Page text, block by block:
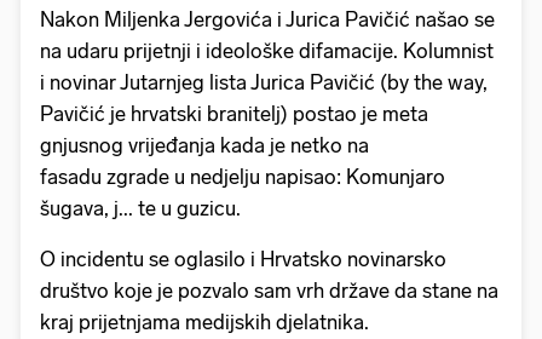
Nakon Miljenka Jergovića i Jurica Pavičić našao se
na udaru prijetnji i ideološke difamacije. Kolumnist
i novinar Jutarnjeg lista Jurica Pavičić (by the way,
Pavičić je hrvatski branitelj) postao je meta
gnjusnog vrijeđanja kada je netko na
fasadu zgrade u nedjelju napisao: Komunjaro
šugava, j... te u guzicu.
O incidentu se oglasilo i Hrvatsko novinarsko
društvo koje je pozvalo sam vrh države da stane na
kraj prijetnjama medijskih djelatnika.